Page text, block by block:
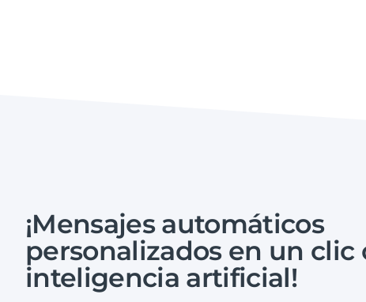
¡Mensajes automáticos
personalizados en un clic
inteligencia artificial!